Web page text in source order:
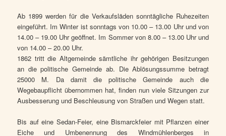
Ab 1899 werden für die Verkaufsläden sonntägliche Ruhezeiten
eingeführt. Im Winter ist sonntags von 10.00 – 13.00 Uhr und von
14.00 – 19.00 Uhr geöffnet. Im Sommer von 8.00 – 13.00 Uhr und
von 14.00 – 20.00 Uhr.
1862 tritt die Altgemeinde sämtliche ihr gehörigen Besitzungen
an die politische Gemeinde ab. Die Ablösungssumme betragt
25000 M. Da damit die politische Gemeinde auch die
Wegebaupflicht übernommen hat, finden nun viele Sitzungen zur
Ausbesserung und Beschleusung von Straßen und Wegen statt.
Bis auf eine Sedan-Feier, eine Bismarckfeier mit Pflanzen einer
Eiche und Umbenennung des Windmühlenberges in